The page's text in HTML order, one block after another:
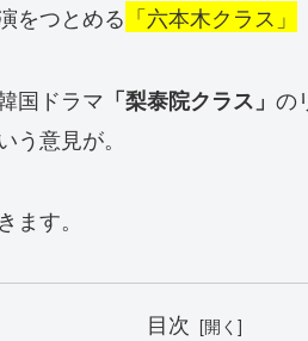
をつとめる 「六本木クラス」
国ドラマ 「梨泰院クラス」 の
う意見が。
す。
目次